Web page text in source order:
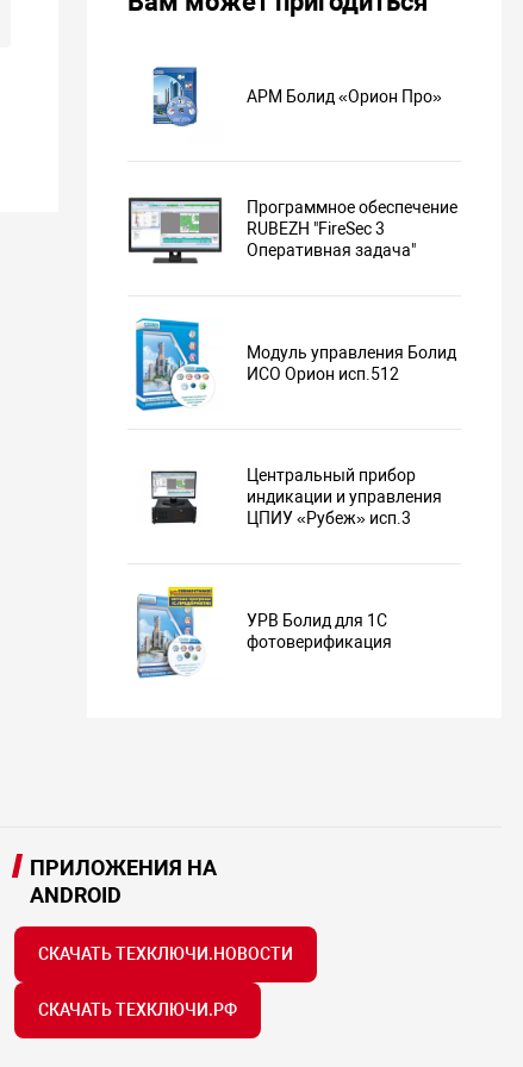
АРМ Болид «Орион Про»
Программное обеспечение
RUBEZH "FireSec 3
Оперативная задача"
Модуль управления Болид
ИСО Орион исп.512
Центральный прибор
индикации и управления
ЦПИУ «Рубеж» исп.3
УРВ Болид для 1С
фотоверификация
ПРИЛОЖЕНИЯ НА
ANDROID
СКАЧАТЬ ТЕХКЛЮЧИ.НОВОСТИ
СКАЧАТЬ ТЕХКЛЮЧИ.РФ